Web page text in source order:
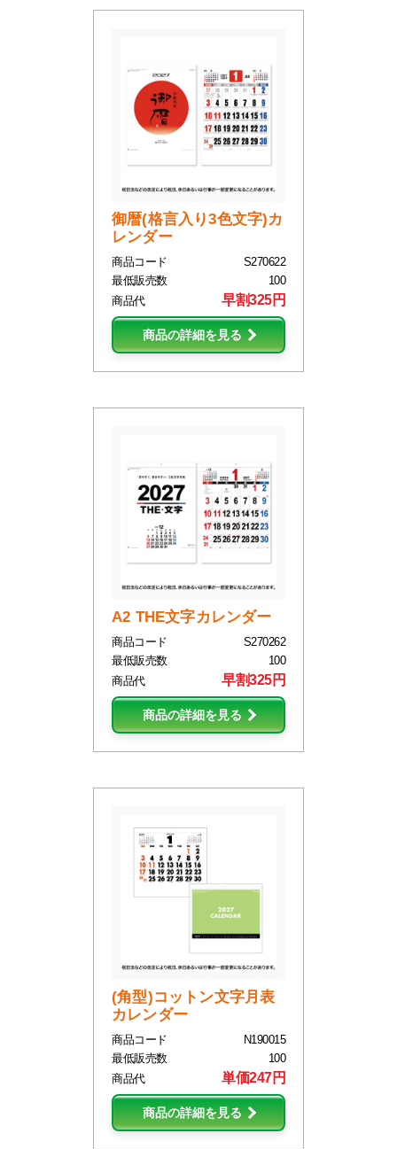
御暦(格言入り3色文字)カ
レンダー
商品コード
S270622
最低販売数
100
商品代
早割325円
商品の詳細を見る
A2 THE文字カレンダー
商品コード
S270262
最低販売数
100
商品代
早割325円
商品の詳細を見る
(角型)コットン文字月表
カレンダー
商品コード
N190015
最低販売数
100
商品代
単価247円
商品の詳細を見る